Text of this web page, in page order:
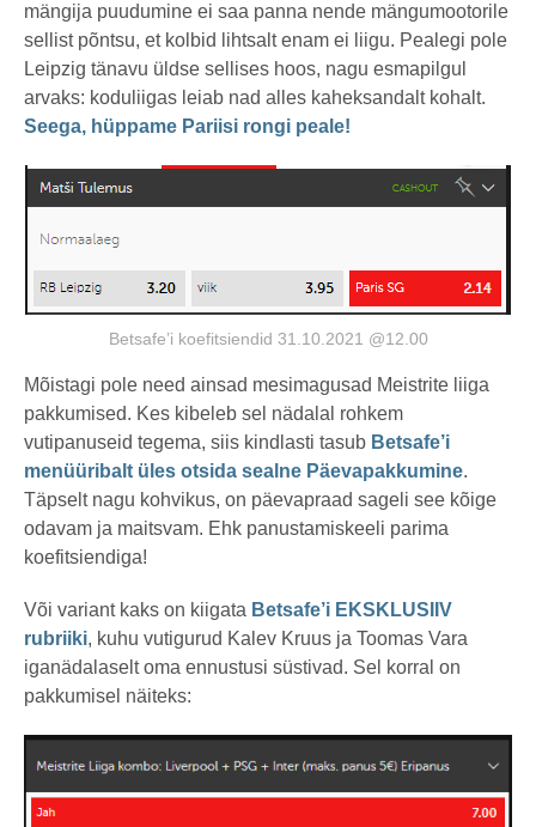
mängija puudumine ei saa panna nende mängumootorile
sellist põntsu, et kolbid lihtsalt enam ei liigu. Pealegi pole
Leipzig tänavu üldse sellises hoos, nagu esmapilgul
arvaks: koduliigas leiab nad alles kaheksandalt kohalt.
Seega, hüppame Pariisi rongi peale!
Betsafe’i koefitsiendid 31.10.2021 @12.00
Mõistagi pole need ainsad mesimagusad Meistrite liiga
pakkumised. Kes kibeleb sel nädalal rohkem
vutipanuseid tegema, siis kindlasti tasub Betsafe’i
menüüribalt üles otsida sealne Päevapakkumine.
Täpselt nagu kohvikus, on päevapraad sageli see kõige
odavam ja maitsvam. Ehk panustamiskeeli parima
koefitsiendiga!
Või variant kaks on kiigata Betsafe’i EKSKLUSIIV
rubriiki, kuhu vutigurud Kalev Kruus ja Toomas Vara
iganädalaselt oma ennustusi süstivad. Sel korral on
pakkumisel näiteks: